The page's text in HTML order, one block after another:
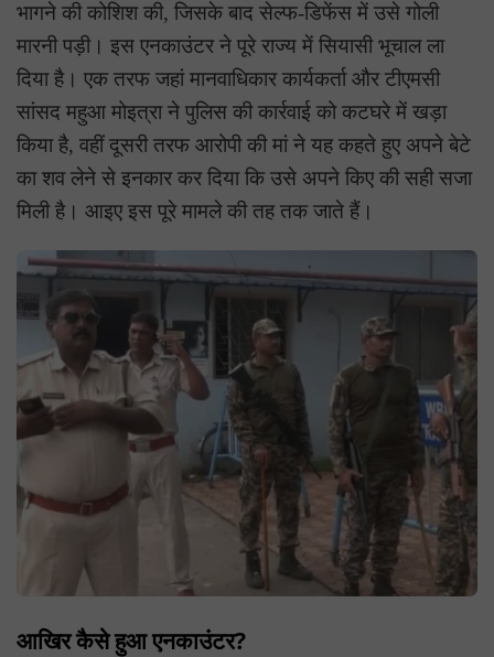
भागने की कोशिश की, जिसके बाद सेल्फ-डिफेंस में उसे गोली
मारनी पड़ी। इस एनकाउंटर ने पूरे राज्य में सियासी भूचाल ला
दिया है। एक तरफ जहां मानवाधिकार कार्यकर्ता और टीएमसी
सांसद महुआ मोइत्रा ने पुलिस की कार्रवाई को कटघरे में खड़ा
किया है, वहीं दूसरी तरफ आरोपी की मां ने यह कहते हुए अपने बेटे
का शव लेने से इनकार कर दिया कि उसे अपने किए की सही सजा
मिली है। आइए इस पूरे मामले की तह तक जाते हैं।
आखिर कैसे हुआ एनकाउंटर?